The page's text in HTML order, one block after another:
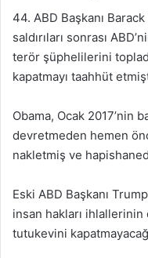
44. ABD Başkanı
saldırıları sonrası
terör şüphelilerini
kapatmayı taahhüt
Obama, Ocak 2017’nin
devretmeden hemen
nakletmiş ve
Eski ABD Başkanı
insan hakları ihlallerinin
tutukevini